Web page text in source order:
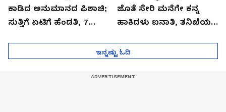
ಕಾಡಿದ ಅನುಮಾನದ ಪಿಶಾಚಿ;
ಸುತ್ತಿಗೆ ಏಟಿಗೆ ಹೆಂಡತಿ, 7
ಜೊತೆ ಸೇರಿ ಮನೆಗೇ ಕನ್ನ
ಹಾಕಿದಳು ಐನಾತಿ, ತನಿಖೆಯಲ್ಲಿ
ಇನ್ನಷ್ಟು ಓದಿ